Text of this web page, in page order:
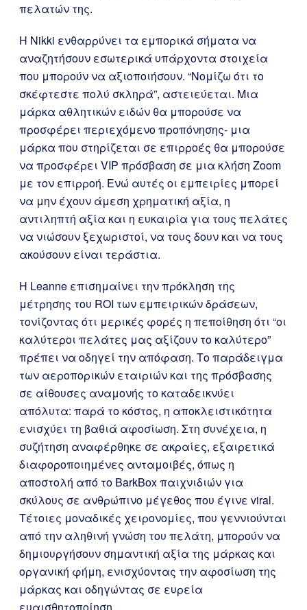
πελατών της.
Η Nikki ενθαρρύνει τα εμπορικά σήματα να
αναζητήσουν εσωτερικά υπάρχοντα στοιχεία
που μπορούν να αξιοποιήσουν. “Νομίζω ότι το
σκέφτεστε πολύ σκληρά”, αστειεύεται. Μια
μάρκα αθλητικών ειδών θα μπορούσε να
προσφέρει περιεχόμενο προπόνησης- μια
μάρκα που στηρίζεται σε επιρροές θα μπορούσε
να προσφέρει VIP πρόσβαση σε μια κλήση Zoom
με τον επιρροή. Ενώ αυτές οι εμπειρίες μπορεί
να μην έχουν άμεση χρηματική αξία, η
αντιληπτή αξία και η ευκαιρία για τους πελάτες
να νιώσουν ξεχωριστοί, να τους δουν και να τους
ακούσουν είναι τεράστια.
Η Leanne επισημαίνει την πρόκληση της
μέτρησης του ROI των εμπειρικών δράσεων,
τονίζοντας ότι μερικές φορές η πεποίθηση ότι “οι
καλύτεροι πελάτες μας αξίζουν το καλύτερο”
πρέπει να οδηγεί την απόφαση. Το παράδειγμα
των αεροπορικών εταιριών και της πρόσβασης
σε αίθουσες αναμονής το καταδεικνύει
απόλυτα: παρά το κόστος, η αποκλειστικότητα
ενισχύει τη βαθιά αφοσίωση. Στη συνέχεια, η
συζήτηση αναφέρθηκε σε ακραίες, εξαιρετικά
διαφοροποιημένες ανταμοιβές, όπως η
αποστολή από το BarkBox παιχνιδιών για
σκύλους σε ανθρώπινο μέγεθος που έγινε viral.
Τέτοιες μοναδικές χειρονομίες, που γεννιούνται
από την αληθινή γνώση του πελάτη, μπορούν να
δημιουργήσουν σημαντική αξία της μάρκας και
οργανική φήμη, ενισχύοντας την αφοσίωση της
μάρκας και οδηγώντας σε ευρεία